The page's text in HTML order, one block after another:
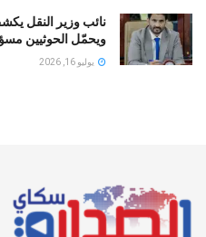
نائب وزير النقل
ويحمّل الحوثيين
يوليو 16, 2026